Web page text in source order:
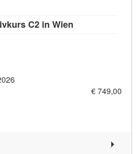
C2 in Wien
€ 749,00